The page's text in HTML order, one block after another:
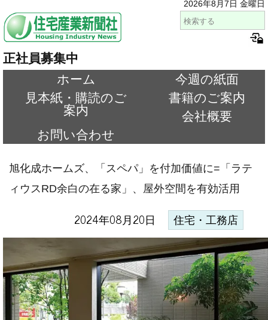
2026年8月7日 金曜日
正社員募集中
ホーム
今週の紙面
見本紙・購読のご
案内
書籍のご案内
会社概要
お問い合わせ
旭化成ホームズ、「スペパ」を付加価値に=「ラテ
ィウスRD余白の在る家」、屋外空間を有効活用
2024年08月20日 住宅・工務店